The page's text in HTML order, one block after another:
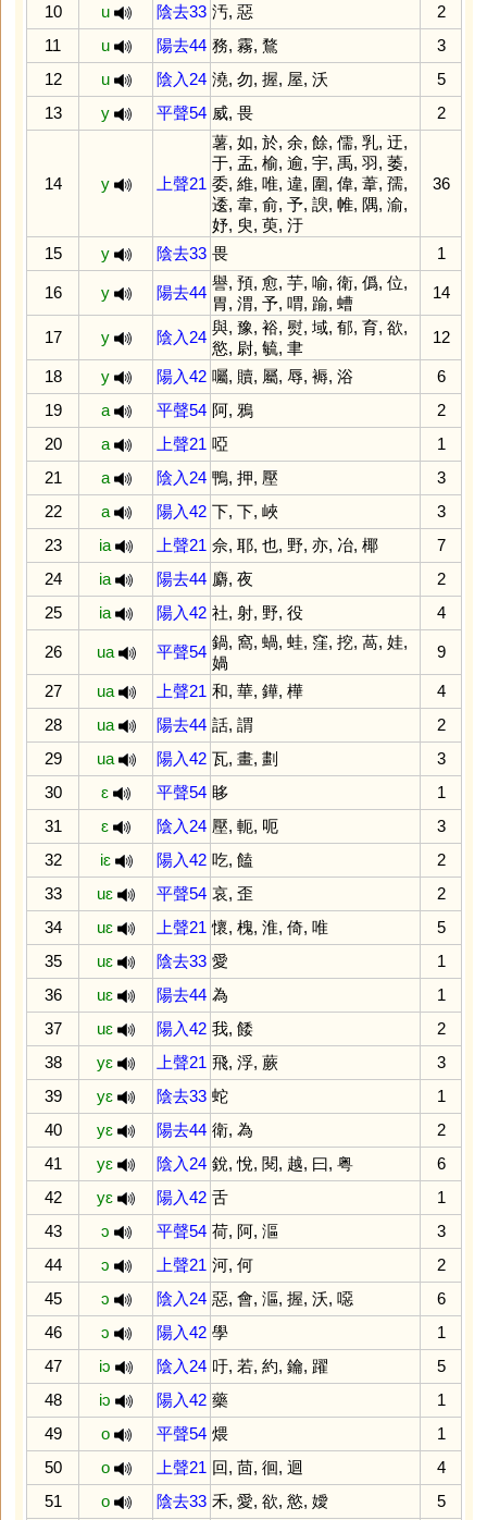
10 u 陰去33 汚, 惡
2
11
u 陽去44 務, 霧, 鶩
3
12
u 陰入24 澆, 勿, 握, 屋, 沃
5
13
y 平聲54 威, 畏 2
14 y 上聲21
薯, 如, 於, 余, 餘, 儒, 乳, 迂,
于, 盂, 榆, 逾, 宇, 禹, 羽, 萎,
委, 維, 唯, 違, 圍, 偉, 葦, 孺,
逶, 韋, 俞, 予, 諛, 帷, 隅, 渝,
妤, 臾, 萸, 汙
36
15 y 陰去33 畏 1
16 y 陽去44
譽, 預, 愈, 芋, 喻, 衛, 僞, 位,
胃, 渭, 予, 喟, 踰, 螬
14
17 y 陰入24
與, 豫, 裕, 熨, 域, 郁, 育, 欲,
慾, 尉, 毓, 聿
12
18 y 陽入42 囑, 贖, 屬, 辱, 褥, 浴
6
19
a 平聲54 阿, 鴉
2
20
a 上聲21 啞
1
21
a 陰入24 鴨, 押, 壓
3
22
a 陽入42 下, 下, 峽
3
23
ia 上聲21 佘, 耶, 也, 野, 亦, 冶, 椰
7
24
ia 陽去44 麝, 夜
2
25
ia 陽入42 社, 射, 野, 役 4
26 ua 平聲54
鍋, 窩, 蝸, 蛙, 窪, 挖, 萵, 娃,
媧
9
27 ua 上聲21 和, 華, 鏵, 樺
4
28
ua 陽去44 話, 謂
2
29
ua 陽入42 瓦, 畫, 劃
3
30
ɛ 平聲54 眵
1
31
ɛ 陰入24 壓, 軛, 呃
3
32
iɛ 陽入42 吃, 饁
2
33
uɛ 平聲54 哀, 歪
2
34
uɛ 上聲21 懷, 槐, 淮, 倚, 唯
5
35
uɛ 陰去33 愛
1
36
uɛ 陽去44 為
1
37
uɛ 陽入42 我, 餧
2
38
yɛ 上聲21 飛, 浮, 蕨
3
39
yɛ 陰去33 蛇
1
40
yɛ 陽去44 衛, 為
2
41
yɛ 陰入24 銳,悅, 閱, 越, 曰, 粤
6
42
yɛ 陽入42 舌
1
43
ɔ 平聲54 荷, 阿, 漚
3
44
ɔ 上聲21 河, 何
2
45
ɔ 陰入24 惡, 會, 漚, 握, 沃, 噁
6
46
ɔ 陽入42 學
1
47
iɔ 陰入24 吁, 若, 約, 鑰, 躍
5
48
iɔ 陽入42 藥
1
49
o 平聲54 煨
1
50
o 上聲21 回, 茴, 徊, 迴
4
51
o 陰去33 禾, 愛, 欲, 慾, 嬡
5